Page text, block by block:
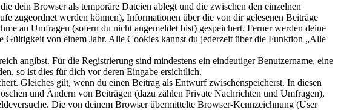
dein Browser als temporäre Dateien ablegt und die zwischen den einzelnen
zugeordnet werden können), Informationen über die von dir gelesenen Beiträge
an Umfragen (sofern du nicht angemeldet bist) gespeichert. Ferner werden deine
von einem Jahr. Alle Cookies kannst du jederzeit über die Funktion „Alle
angibst. Für die Registrierung sind mindestens ein eindeutiger Benutzername, eine
so ist dies für dich vor deren Eingabe ersichtlich.
Gleiches gilt, wenn du einen Beitrag als Entwurf zwischenspeicherst. In diesen
und Ändern von Beiträgen (dazu zählen Private Nachrichten und Umfragen),
Die von deinem Browser übermittelte Browser-Kennzeichnung (User